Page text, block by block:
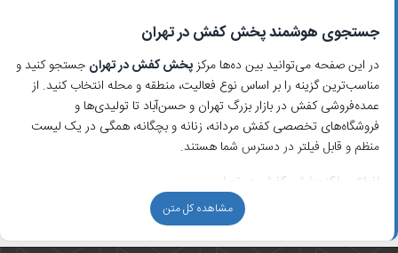
جستجوی هوشمند پخش کفش در تهران
در این صفحه می‌توانید بین ده‌ها مرکزپخش کفش در تهران جستجو کنید و
مناسب‌ترین گزینه را بر اساس نوع فعالیت، منطقه و محله انتخاب کنید. از
عمده‌فروشی کفش در بازار بزرگ تهران و حسن‌آباد تا تولیدی‌ها و
فروشگاه‌های تخصصی کفش مردانه، زنانه و بچگانه، همگی در یک لیست
منظم و قابل فیلتر در دسترس شما هستند.
انواع مراکز پخش کفش در تهران
تهران یکی از مهم‌ترین قطب‌های تولید و توزیع کفش در ایران است و تنوع
بالایی از کسب‌وکارها در آن فعالیت می‌کنند:
مشاهده کل متن